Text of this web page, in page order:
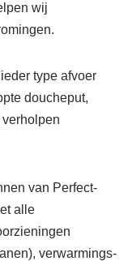
wij
type afvoer
doucheput,
van Perfect-
alle
verwarmings-